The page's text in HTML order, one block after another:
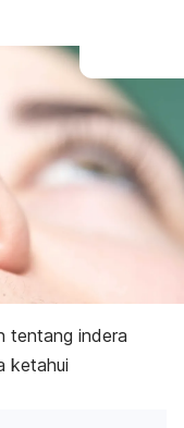
tentang indera
ketahui